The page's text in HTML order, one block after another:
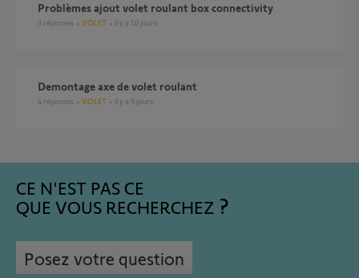
Problèmes ajout volet roulant box connectivity
3 réponses VOLET il y a 10 jours
Demontage axe de volet roulant
4 réponses VOLET il y a 9 jours
CE N'EST PAS CE
QUE VOUS RECHERCHEZ
Posez votre question